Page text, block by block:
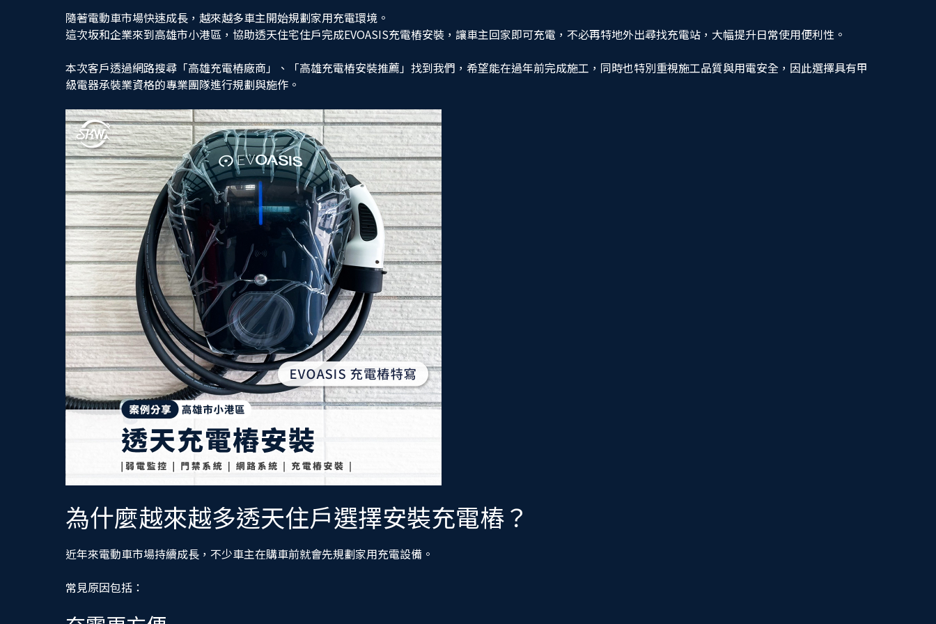
隨著電動車市場快速成長，越來越多車主開始規劃家用充電環境。
這次坂和企業來到高雄市小港區，協助透天住宅住戶完成EVOASIS充電樁安裝，讓車主回家即可充電，不必再特地外出尋找充電站，大幅提升日常使用便利性。
本次客戶透過網路搜尋「高雄充電樁廠商」、「高雄充電樁安裝推薦」找到我們，希望能在過年前完成施工，同時也特別重視施工品質與用電安全，因此選擇具有甲
級電器承裝業資格的專業團隊進行規劃與施作。
為什麼越來越多透天住戶選擇安裝充電樁？
近年來電動車市場持續成長，不少車主在購車前就會先規劃家用充電設備。
常見原因包括：